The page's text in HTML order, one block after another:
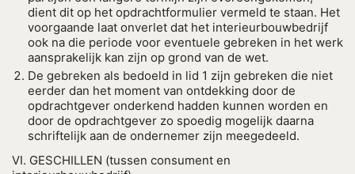
dient dit op het opdrachtformulier vermeld te staan. Het
voorgaande laat onverlet dat het interieurbouwbedrijf
ook na die periode voor eventuele gebreken in het werk
aansprakelijk kan zijn op grond van de wet.
De gebreken als bedoeld in lid 1 zijn gebreken die niet
eerder dan het moment van ontdekking door de
opdrachtgever onderkend hadden kunnen worden en
door de opdrachtgever zo spoedig mogelijk daarna
schriftelijk aan de ondernemer zijn meegedeeld.
VI. GESCHILLEN (tussen consument en